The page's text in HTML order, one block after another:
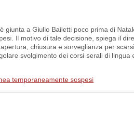
giunta a Giulio Bailetti poco prima di
Il motivo di tale decisione, spiega il
chiusura e sorveglianza per
svolgimento dei corsi serali di
temporaneamente sospesi